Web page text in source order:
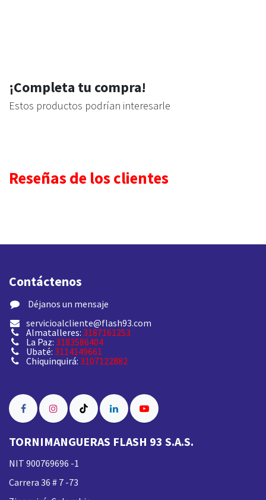
¡Completa tu compra!
Estos productos podrían interesarle
Reseñas de los clientes
Contáctenos
​ Déjanos un mensaje
servicioalcliente@flash93.com
Almatalleres: 3187161253
La Paz: 3183586404
Ubaté: 3114149661
Chiquinquirá: 3107122882
TORNIMANGUERAS FLASH 93 S.A.S.
NIT 900769696 -1
Carrera 36 # 7 -73